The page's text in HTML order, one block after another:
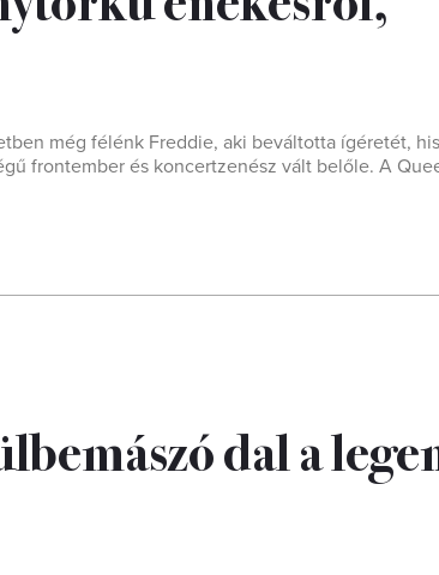
még félénk Freddie, aki beváltotta ígéretét,
frontember és koncertzenész vált belőle. A
dal a